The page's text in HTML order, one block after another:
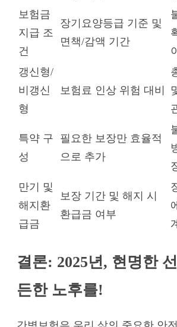
보험금
지급 조
건
장기요양등급 기준 및
면책/감액 기간
갱신형/
비갱신
형
보험료 인상 위험 대비
특약 구
성
필요한 보장만 효율적
으로 추가
만기 및
해지환
급금
보장 기간 및 해지 시
환급금 여부
결론: 2025년, 현명한
든한 노후를!